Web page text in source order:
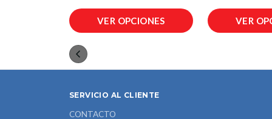
VER OPCIONES VER
SERVICIO AL CLIENTE
CONTACTO